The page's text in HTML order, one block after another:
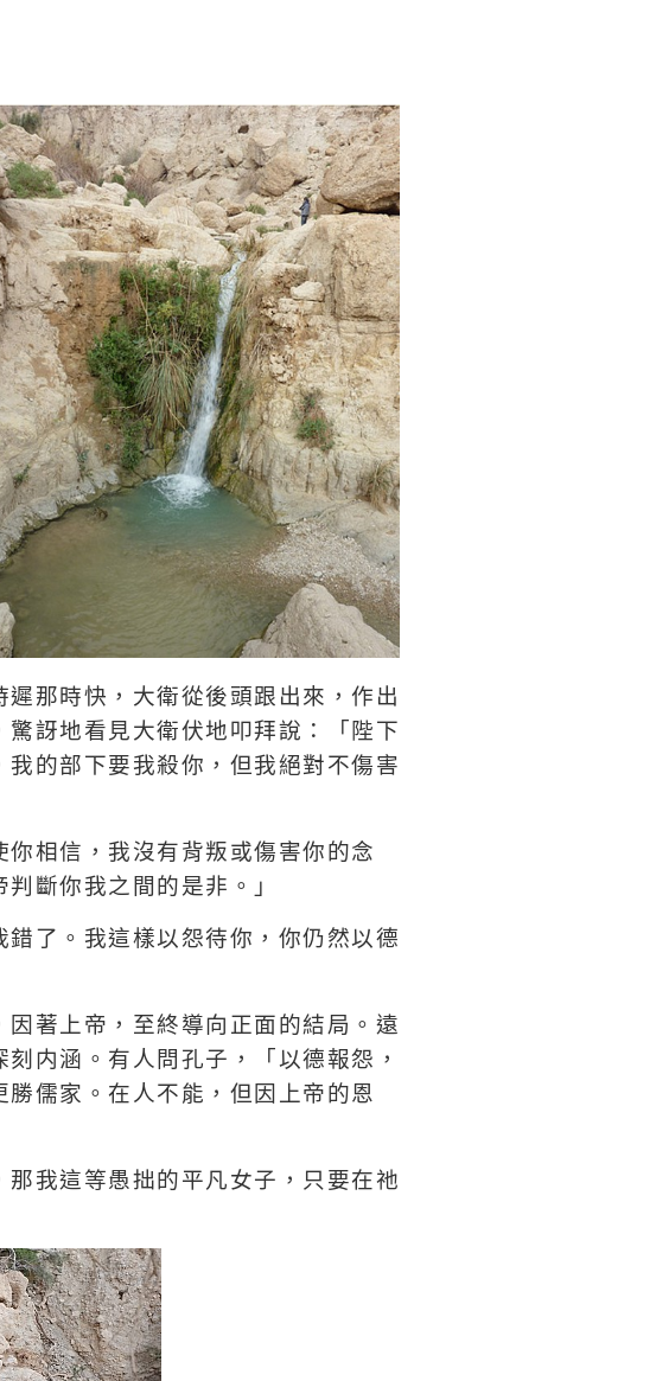
那時快，大衛從後頭跟出來，作出
訝地看見大衛伏地叩拜說：「陛下
的部下要我殺你，但我絕對不傷害
相信，我沒有背叛或傷害你的念
斷你我之間的是非。」
了。我這樣以怨待你，你仍然以德
著上帝，至終導向正面的結局。遠
内涵。有人問孔子，「以德報怨，
儒家。在人不能，但因上帝的恩
我這等愚拙的平凡女子，只要在祂